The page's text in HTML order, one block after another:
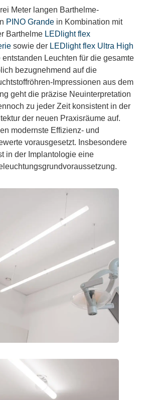
Meter langen Barthelme-
PINO Grande in Kombination mit
Barthelme LEDlight flex
sowie der LEDlight flex Ultra High
entstanden Leuchten für die gesamte
bezugnehmend auf die
Impressionen aus dem
geht die präzise Neuinterpretation
zu jeder Zeit konsistent in der
der neuen Praxisräume auf.
modernste Effizienz- und
vorausgesetzt. Insbesondere
in der Implantologie eine